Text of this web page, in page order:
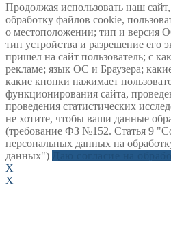
Продолжая использовать наш
обработку файлов cookie,
о местоположении; тип и версия
тип устройства и разрешение его
пришел на сайт пользователь; с
рекламе; язык ОС и Браузера;
какие кнопки нажимает
функционирования сайта,
проведения статистических
не хотите, чтобы ваши данные
(требование ФЗ №152. Статья 9
персональных данных на
данных")
X
X